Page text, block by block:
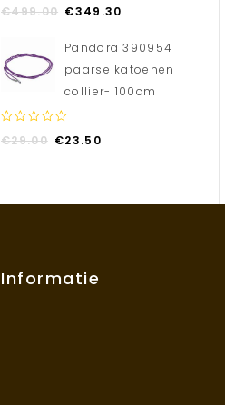
out
€499.00 €349.30
Pandora 390954
paarse katoenen
collier- 100cm
out
€29.00 €23.50
Informatie